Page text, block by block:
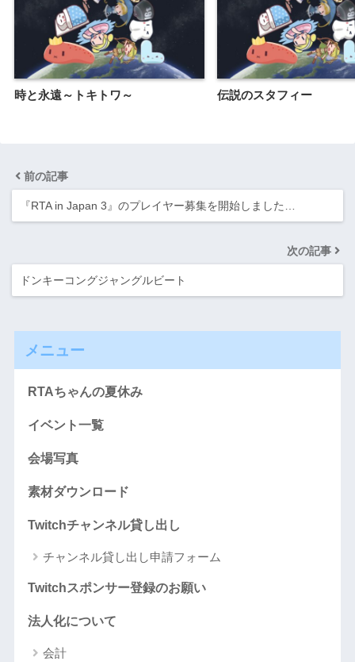
時と永遠～トキトワ～ 伝説のスタフィー
前の記事
『RTA in Japan 3』のプレイヤー募集を開始しました…
次の記事
ドンキーコングジャングルビート
メニュー
RTAちゃんの夏休み
イベント一覧
会場写真
素材ダウンロード
Twitchチャンネル貸し出し
チャンネル貸し出し申請フォーム
Twitchスポンサー登録のお願い
法人化について
会計